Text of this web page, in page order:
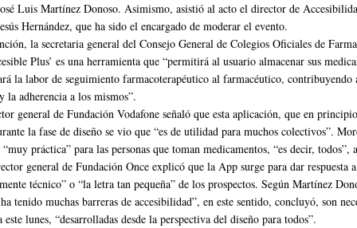
Luis Martínez Donoso. Asimismo, asistió al acto el director de
Hernández, que ha sido el encargado de moderar el evento.
la secretaria general del Consejo General de Colegios Oficiales de
Plus’ es una herramienta que “permitirá al usuario almacenar sus
la labor de seguimiento farmacoterapéutico al farmacéutico, contribuyendo
la adherencia a los mismos”.
general de Fundación Vodafone señaló que esta aplicación, que en
la fase de diseño se vio que “es de utilidad para muchos colectivos”.
práctica” para las personas que toman medicamentos, “es decir, todos”,
general de Fundación Once explicó que la App surge para dar respuesta
técnico” o “la letra tan pequeña” de los prospectos. Según Martínez
tenido muchas barreras de accesibilidad”, en este sentido, concluyó, son
este lunes, “desarrolladas desde la perspectiva del diseño para todos”.